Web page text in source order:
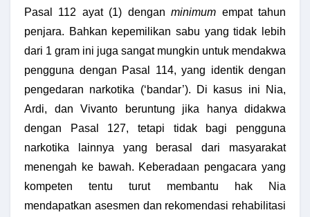
Pasal 112 ayat (1) denganminimum empat tahun
penjara. Bahkan kepemilikan sabu yang tidak lebih
dari 1 gram ini juga sangat mungkin untuk mendakwa
pengguna dengan Pasal 114, yang identik dengan
pengedaran narkotika (‘bandar’). Di kasus ini Nia,
Ardi, dan Vivanto beruntung jika hanya didakwa
dengan Pasal 127, tetapi tidak bagi pengguna
narkotika lainnya yang berasal dari masyarakat
menengah ke bawah. Keberadaan pengacara yang
kompeten tentu turut membantu hak Nia
mendapatkan asesmen dan rekomendasi rehabilitasi